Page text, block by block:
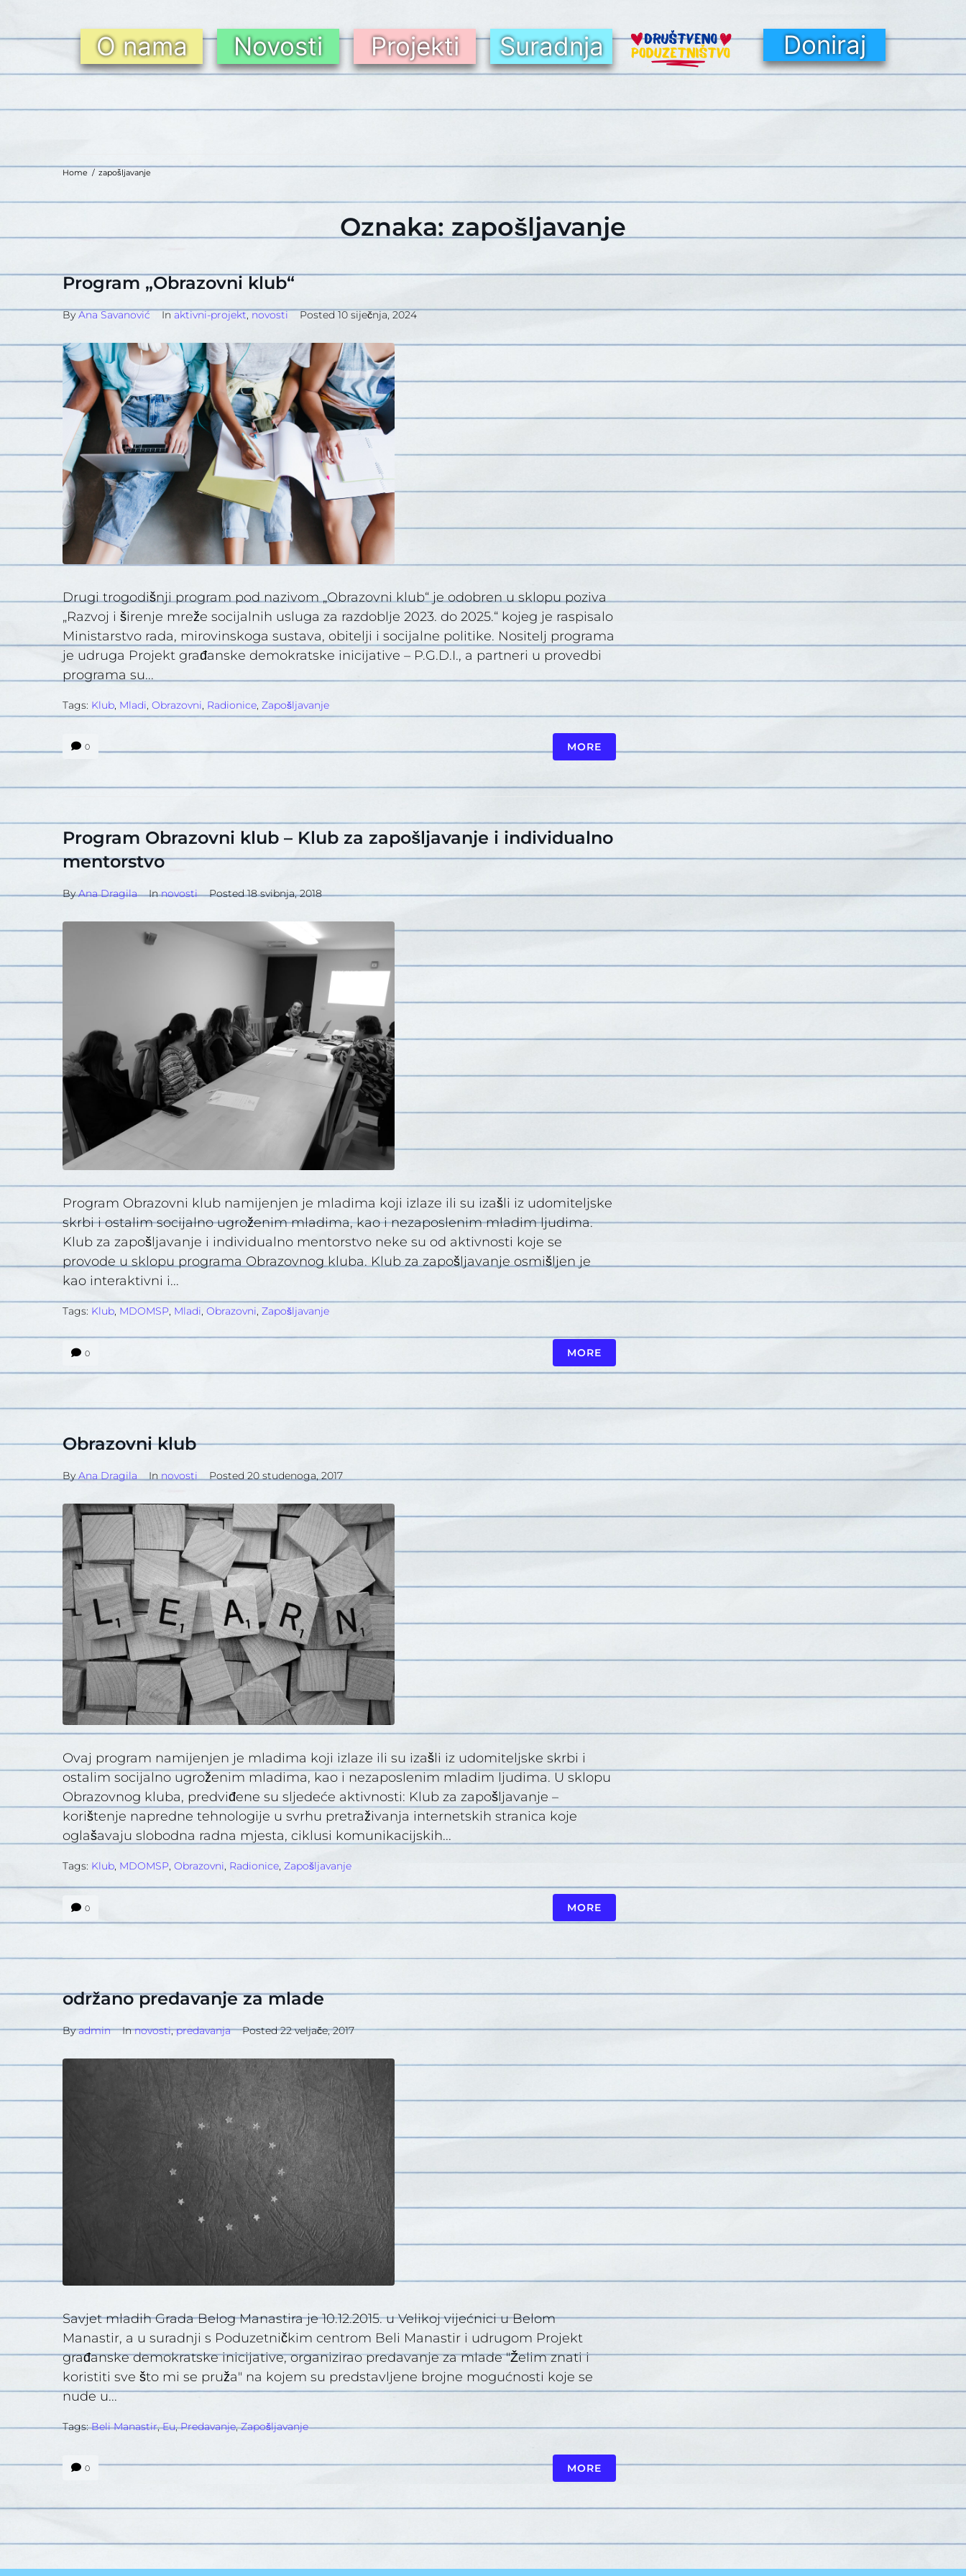
O nama Novosti Projekti Suradnja Doniraj
Home / zapošljavanje
Oznaka: zapošljavanje
Program „Obrazovni klub“
ByAna Savanović Inaktivni-projekt,novosti Posted10 siječnja, 2024
Drugi trogodišnji program pod nazivom „Obrazovni klub“ je odobren u sklopu poziva
„Razvoj i širenje mreže socijalnih usluga za razdoblje 2023. do 2025.“ kojeg je raspisalo
Ministarstvo rada, mirovinskoga sustava, obitelji i socijalne politike. Nositelj programa
je udruga Projekt građanske demokratske inicijative – P.G.D.I., a partneri u provedbi
programa su...
Tags: Klub, Mladi, Obrazovni, Radionice, Zapošljavanje
0 MORE
Program Obrazovni klub – Klub za zapošljavanje i individualno
mentorstvo
ByAna Dragila Innovosti Posted18 svibnja, 2018
Program Obrazovni klub namijenjen je mladima koji izlaze ili su izašli iz udomiteljske
skrbi i ostalim socijalno ugroženim mladima, kao i nezaposlenim mladim ljudima.
Klub za zapošljavanje i individualno mentorstvo neke su od aktivnosti koje se
provode u sklopu programa Obrazovnog kluba. Klub za zapošljavanje osmišljen je
kao interaktivni i...
Tags: Klub, MDOMSP, Mladi, Obrazovni, Zapošljavanje
0 MORE
Obrazovni klub
ByAna Dragila Innovosti Posted20 studenoga, 2017
Ovaj program namijenjen je mladima koji izlaze ili su izašli iz udomiteljske skrbi i
ostalim socijalno ugroženim mladima, kao i nezaposlenim mladim ljudima. U sklopu
Obrazovnog kluba, predviđene su sljedeće aktivnosti: Klub za zapošljavanje –
korištenje napredne tehnologije u svrhu pretraživanja internetskih stranica koje
oglašavaju slobodna radna mjesta, ciklusi komunikacijskih...
Tags: Klub, MDOMSP, Obrazovni, Radionice, Zapošljavanje
0 MORE
održano predavanje za mlade
Byadmin Innovosti,predavanja Posted22 veljače, 2017
Savjet mladih Grada Belog Manastira je 10.12.2015. u Velikoj vijećnici u Belom
Manastir, a u suradnji s Poduzetničkim centrom Beli Manastir i udrugom Projekt
građanske demokratske inicijative, organizirao predavanje za mlade "Želim znati i
koristiti sve što mi se pruža" na kojem su predstavljene brojne mogućnosti koje se
nude u...
Tags:Beli Manastir,Eu,Predavanje,Zapošljavanje
0 MORE